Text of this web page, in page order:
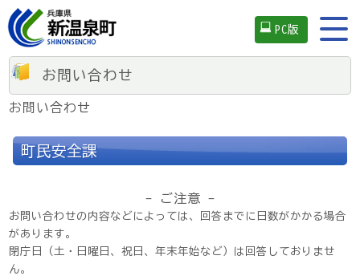
PC版
お問い合わせ
お問い合わせ
町民安全課
- ご注意 -
お問い合わせの内容などによっては、回答までに日数がかかる場合
があります。
閉庁日（土・日曜日、祝日、年末年始など）は回答しておりませ
ん。